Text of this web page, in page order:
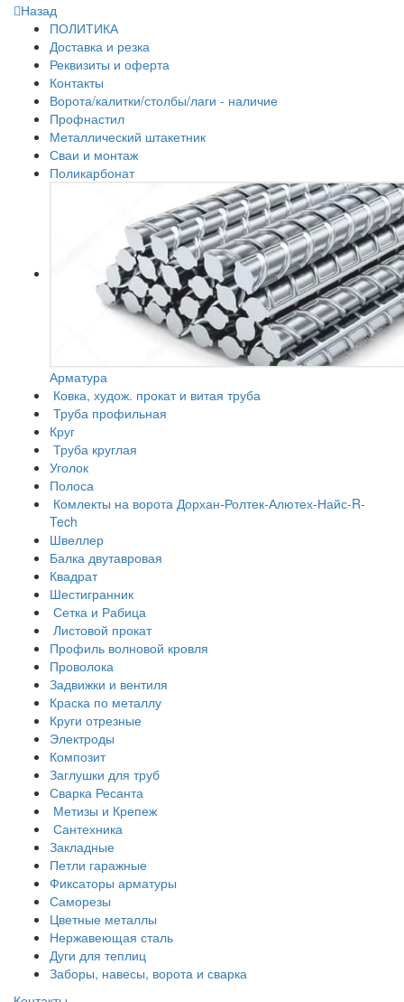
Назад
ПОЛИТИКА
Доставка и резка
Реквизиты и оферта
Контакты
Ворота/калитки/столбы/лаги - наличие
Профнастил
Металлический штакетник
Сваи и монтаж
Поликарбонат
Арматура
Ковка, худож. прокат и витая труба
Труба профильная
Круг
Труба круглая
Уголок
Полоса
Комлекты на ворота Дорхан-Ролтек-Алютех-Найс-R-
Tech
Швеллер
Балка двутавровая
Квадрат
Шестигранник
Сетка и Рабица
Листовой прокат
Профиль волновой кровля
Проволока
Задвижки и вентиля
Краска по металлу
Круги отрезные
Электроды
Композит
Заглушки для труб
Сварка Ресанта
Метизы и Крепеж
Сантехника
Закладные
Петли гаражные
Фиксаторы арматуры
Саморезы
Цветные металлы
Нержавеющая сталь
Дуги для теплиц
Заборы, навесы, ворота и сварка